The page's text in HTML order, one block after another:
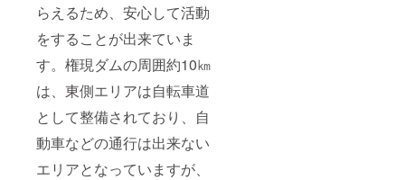
らえるため、安心して活動
をすることが出来ていま
す。権現ダムの周囲約10㎞
は、東側エリアは自転車道
として整備されており、自
動車などの通行は出来ない
エリアとなっていますが、